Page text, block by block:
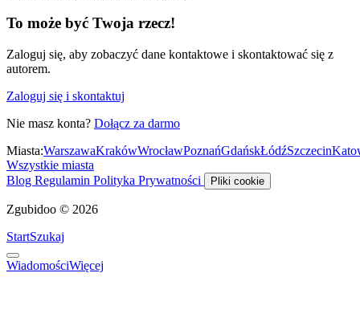
To może być Twoja rzecz!
Zaloguj się, aby zobaczyć dane kontaktowe i skontaktować się z
autorem.
Zaloguj się i skontaktuj
Nie masz konta? Dołącz za darmo
Miasta:WarszawaKrakówWrocławPoznańGdańskŁódźSzczecin
Wszystkie miasta
Blog Regulamin Polityka Prywatności Pliki cookie
Zgubidoo © 2026
StartSzukaj
WiadomościWięcej